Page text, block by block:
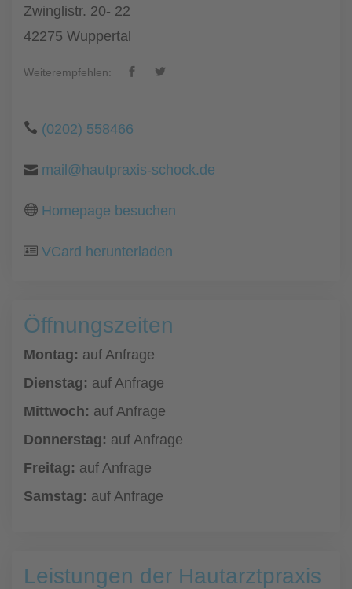
Zwinglistr. 20- 22
42275 Wuppertal
Weiterempfehlen:
(0202) 558466
mail@hautpraxis-schock.de
Homepage besuchen
VCard herunterladen
Öffnungszeiten
Montag: auf Anfrage
Dienstag: auf Anfrage
Mittwoch: auf Anfrage
Donnerstag: auf Anfrage
Freitag: auf Anfrage
Samstag: auf Anfrage
Leistungen der Hautarztpraxis